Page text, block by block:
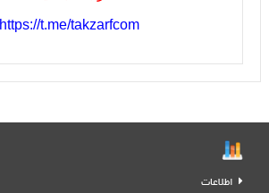
https://t.me/takzarfcom
اطلاعات